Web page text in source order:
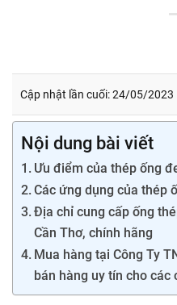
Cập nhật lần cuối: 24/05/2023
Nội dung bài viết
Ưu điểm của thép ống
Các ứng dụng của thép
Địa chỉ cung cấp ống
Cần Thơ, chính hãng
Mua hàng tại Công Ty
bán hàng uy tín cho các